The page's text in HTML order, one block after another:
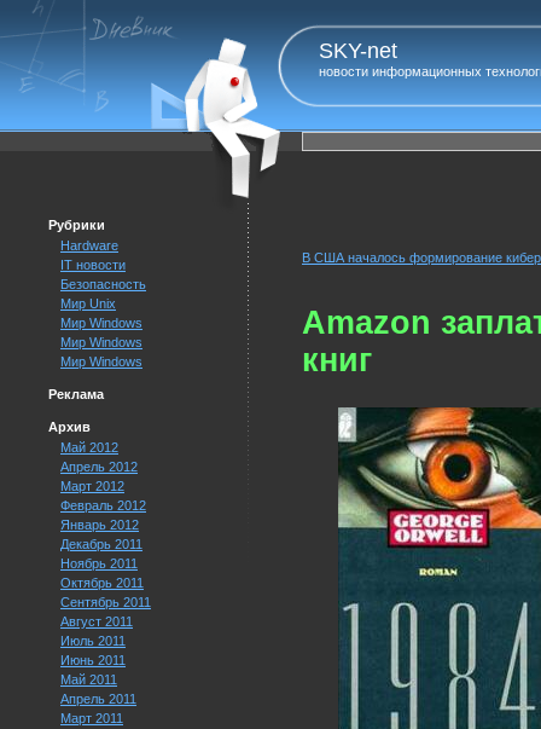
SKY-net
новости информационных
Рубрики
Hardware
IT новости
Безопасность
Мир Unix
Мир Windows
Мир Windows
Мир Windows
Реклама
Архив
Май 2012
Апрель 2012
Март 2012
Февраль 2012
Январь 2012
Декабрь 2011
Ноябрь 2011
Октябрь 2011
Сентябрь 2011
Август 2011
Июль 2011
Июнь 2011
Май 2011
Апрель 2011
Март 2011
В США началось формирование
Amazon
книг